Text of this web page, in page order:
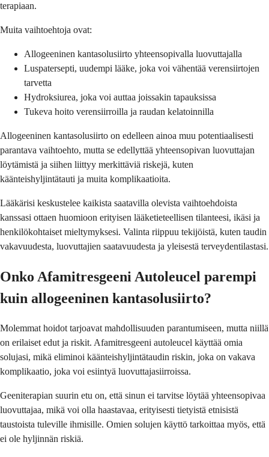
terapiaan.
Muita vaihtoehtoja ovat:
Allogeeninen kantasolusiirto yhteensopivalla luovuttajalla
Luspatersepti, uudempi lääke, joka voi vähentää verensiirtojen
tarvetta
Hydroksiurea, joka voi auttaa joissakin tapauksissa
Tukeva hoito verensiirroilla ja raudan kelatoinnilla
Allogeeninen kantasolusiirto on edelleen ainoa muu potentiaalisesti
parantava vaihtoehto, mutta se edellyttää yhteensopivan luovuttajan
löytämistä ja siihen liittyy merkittäviä riskejä, kuten
käänteishyljintätauti ja muita komplikaatioita.
Lääkärisi keskustelee kaikista saatavilla olevista vaihtoehdoista
kanssasi ottaen huomioon erityisen lääketieteellisen tilanteesi, ikäsi ja
henkilökohtaiset mieltymyksesi. Valinta riippuu tekijöistä, kuten taudin
vakavuudesta, luovuttajien saatavuudesta ja yleisestä terveydentilastasi.
Onko Afamitresgeeni Autoleucel parempi
kuin allogeeninen kantasolusiirto?
Molemmat hoidot tarjoavat mahdollisuuden parantumiseen, mutta niillä
on erilaiset edut ja riskit. Afamitresgeeni autoleucel käyttää omia
solujasi, mikä eliminoi käänteishyljintätaudin riskin, joka on vakava
komplikaatio, joka voi esiintyä luovuttajasiirroissa.
Geeniterapian suurin etu on, että sinun ei tarvitse löytää yhteensopivaa
luovuttajaa, mikä voi olla haastavaa, erityisesti tietyistä etnisistä
taustoista tuleville ihmisille. Omien solujen käyttö tarkoittaa myös, että
ei ole hyljinnän riskiä.